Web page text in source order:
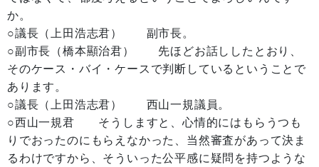
か。
○議長（上田浩志君） 副市長。
○副市長（橋本顯治君） 先ほどお話ししたとおり、
そのケース・バイ・ケースで判断しているということで
あります。
○議長（上田浩志君） 西山一規議員。
○西山一規君 そうしますと、心情的にはもらうつも
りでおったのにもらえなかった、当然審査があって決ま
るわけですから、そういった公平感に疑問を持つような